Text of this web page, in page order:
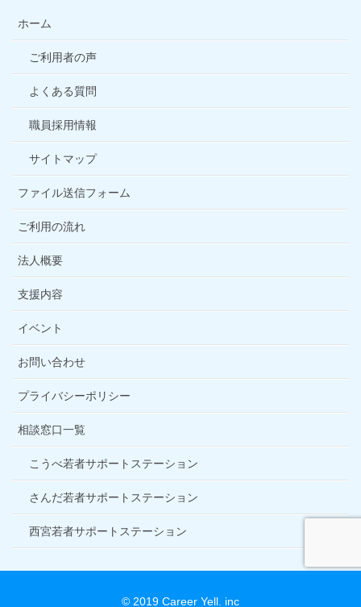
ホーム
ご利用者の声
よくある質問
職員採用情報
サイトマップ
ファイル送信フォーム
ご利用の流れ
法人概要
支援内容
イベント
お問い合わせ
プライバシーポリシー
相談窓口一覧
こうべ若者サポートステーション
さんだ若者サポートステーション
西宮若者サポートステーション
© 2019 Career Yell. inc